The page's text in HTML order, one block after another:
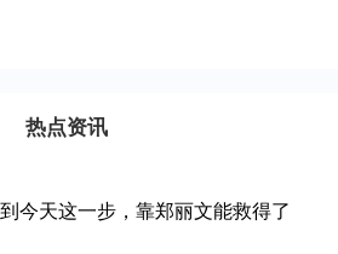
热点资讯
今天这一步，靠郑丽文能救得了